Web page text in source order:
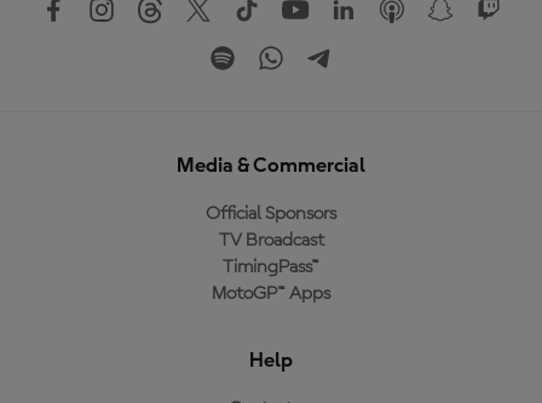
Media & Commercial
Official Sponsors
TV Broadcast
TimingPass™
MotoGP™ Apps
Help